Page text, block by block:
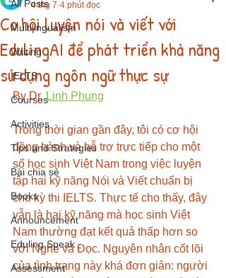
All Posts
Multilingualism
Writing
IELTS
Courses
Activities
Tips and Strategies
Bài chia sẻ
Books
Announcement
Eduling Speak
Assessment
Cơ hội luyện nói và viết với
EdulingAI để phát triển khả năng
sử dụng ngôn ngữ thực sự
4 thg 7 4 phút đọc
By Dr. Linh Phung
Trong thời gian gần đây, tôi có cơ hội
đồng hành và hỗ trợ trực tiếp cho một
số học sinh Việt Nam trong việc luyện
tập hai kỹ năng Nói và Viết chuẩn bị
cho kỳ thi IELTS. Thực tế cho thấy, đây
vẫn là hai kỹ năng mà học sinh Việt
Nam thường đạt kết quả thấp hơn so
với Nghe và Đọc. Nguyên nhân cốt lõi
của tình trạng này khá đơn giản: người